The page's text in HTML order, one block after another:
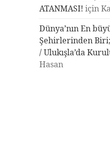
ATANMASI! için
Dünya’nın En
Şehirlerinden
/ Ulukışla’da
Hasan